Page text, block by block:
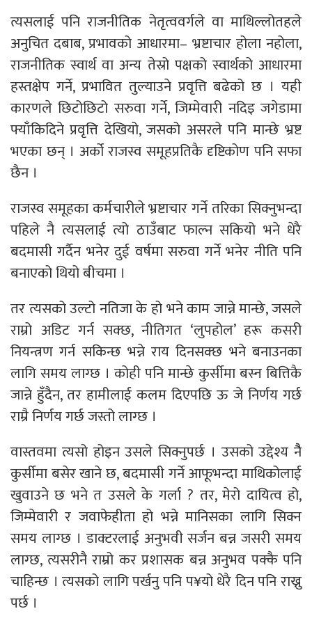
त्यसलाई पनि राजनीतिक नेतृत्ववर्गले वा माथिल्लोतहले
अनुचित दबाब, प्रभावको आधारमा– भ्रष्टाचार होला नहोला,
राजनीतिक स्वार्थ वा अन्य तेस्रो पक्षको स्वार्थको आधारमा
हस्तक्षेप गर्ने, प्रभावित तुल्याउने प्रवृत्ति बढेको छ । यही
कारणले छिटोछिटो सरुवा गर्ने, जिम्मेवारी नदिइ जगेडामा
फ्याँकिदिने प्रवृत्ति देखियो, जसको असरले पनि मान्छे भ्रष्ट
भएका छन् । अर्को राजस्व समूहप्रतिकै दृष्टिकोण पनि सफा
छैन ।
राजस्व समूहका कर्मचारीले भ्रष्टाचार गर्ने तरिका सिक्नुभन्दा
पहिले नै त्यसलाई त्यो ठाउँबाट फाल्न सकियो भने धेरै
बदमासी गर्दैन भनेर दुई वर्षमा सरुवा गर्ने भनेर नीति पनि
बनाएको थियो बीचमा ।
तर त्यसको उल्टो नतिजा के हो भने काम जान्ने मान्छे, जसले
राम्रो अडिट गर्न सक्छ, नीतिगत ‘लुपहोल’ हरू कसरी
नियन्त्रण गर्न सकिन्छ भन्ने राय दिनसक्छ भने बनाउनका
लागि समय लाग्छ । कोही पनि मान्छे कुर्सीमा बस्न बित्तिकै
जान्ने हुँदैन, तर हामीलाई कलम दिएपछि ऊ जे निर्णय गर्छ
राम्रै निर्णय गर्छ जस्तो लाग्छ ।
वास्तवमा त्यसो होइन उसले सिक्नुपर्छ । उसको उद्देश्य नैै
कुर्सीमा बसेर खाने छ, बदमासी गर्ने आफूभन्दा माथिकोलाई
खुवाउने छ भने त उसले के गर्ला ? तर, मेरो दायित्व हो,
जिम्मेवारी र जवाफेहीता हो भन्ने मानिसका लागि सिक्न
समय लाग्छ । डाक्टरलाई अनुभवी सर्जन बन्न जसरी समय
लाग्छ, त्यसरीनै राम्रो कर प्रशासक बन्न अनुभव पक्कै पनि
चाहिन्छ । त्यसको लागि पर्खनु पनि प¥यो धेरै दिन पनि राख्नु
पर्छ ।